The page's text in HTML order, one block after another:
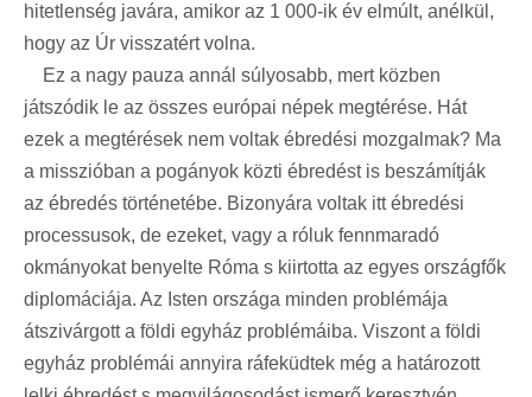
hitetlenség javára, amikor az 1 000-ik év elmúlt, anélkül,
hogy az Úr visszatért volna.
Ez a nagy pauza annál súlyosabb, mert közben
játszódik le az összes európai népek megtérése. Hát
ezek a megtérések nem voltak ébredési mozgalmak? Ma
a misszióban a pogányok közti ébredést is beszámítják
az ébredés történetébe. Bizonyára voltak itt ébredési
processusok, de ezeket, vagy a róluk fennmaradó
okmányokat benyelte Róma s kiirtotta az egyes országfők
diplomáciája. Az Isten országa minden problémája
átszivárgott a földi egyház problémáiba. Viszont a földi
egyház problémái annyira ráfeküdtek még a határozott